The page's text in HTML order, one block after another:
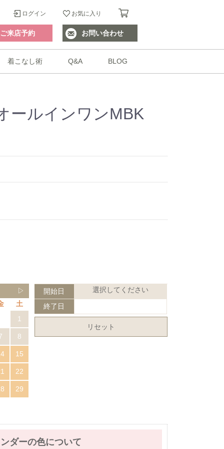
ログイン お気に入り
ご来店予約 お問い合わせ
着こなし術 Q&A BLOG
ールインワンMBK
▷
土
1
8
15
22
29
開始日 選択してください
終了日
リセット
ダーの色について